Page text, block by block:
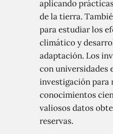
aplicando
de la tierra.
para estudiar los
climático y
adaptación. Los
con universidades
investigación para
conocimientos
valiosos datos
reservas.